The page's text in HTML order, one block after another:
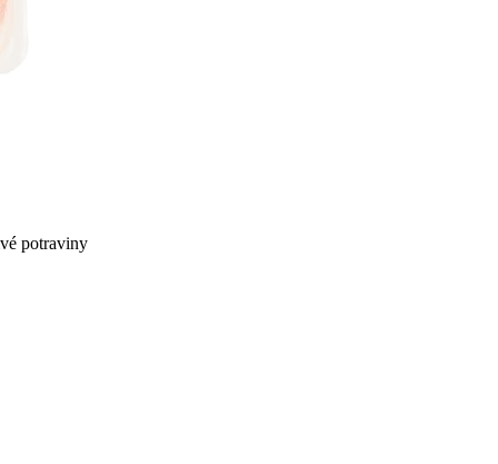
potraviny